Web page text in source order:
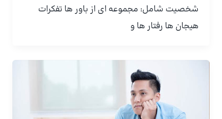
شخصیت شامل: مجموعه ای از باور ها تفکرات
هیجان ها رفتار ها و